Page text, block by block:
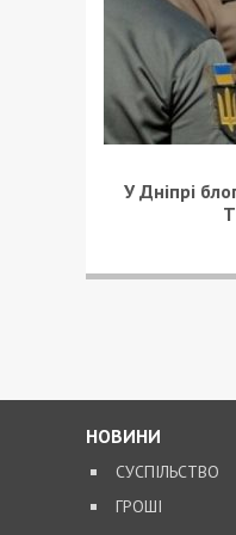
У Дніпрі
НОВИНИ
СУСПІЛЬСТВО
ГРОШІ